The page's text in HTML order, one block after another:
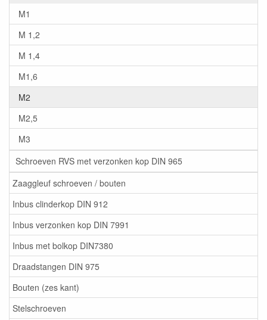
M1
M 1,2
M 1,4
M1,6
M2
M2,5
M3
Schroeven RVS met verzonken kop DIN 965
Zaaggleuf schroeven / bouten
Inbus clinderkop DIN 912
Inbus verzonken kop DIN 7991
Inbus met bolkop DIN7380
Draadstangen DIN 975
Bouten (zes kant)
Stelschroeven